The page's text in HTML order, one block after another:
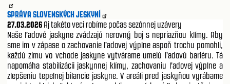
SPRÁVA SLOVENSKÝCH JESKYNÍ
27.03.2026 Aj takéto veci robíme počas sezónnej uzávery
Naše ľadové jaskyne zvádzajú nerovný boj s nepriazňou klímy. Aby
sme im v zápase o zachovanie ľadovej výplne aspoň trochu pomohli,
každú zimu vo vchode jaskyne vytvárame umelú ľadovú bariéru. Tá
napomáha stabilizácii jaskynnej klímy, zachovaniu ľadovej výplne a
zlepšeniu tepelnej bilancie jaskyne. V areáli pred jaskyňou vyrábame